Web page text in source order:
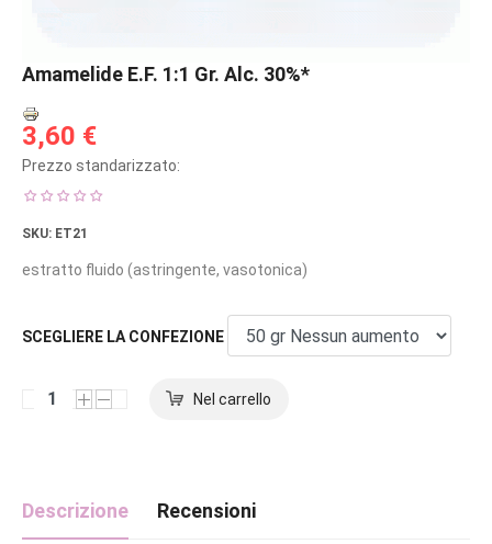
Amamelide E.F. 1:1 Gr. Alc. 30%*
3,60 €
Prezzo standarizzato:
SKU: ET21
estratto fluido (astringente, vasotonica)
SCEGLIERE LA CONFEZIONE
Descrizione Recensioni